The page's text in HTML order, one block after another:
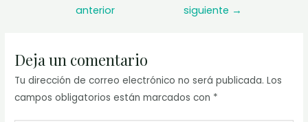
anterior
siguiente →
Deja un comentario
Tu dirección de correo electrónico no será publicada. Los
campos obligatorios están marcados con *